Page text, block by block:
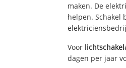
maken. De
helpen. Schakel
Voor
dagen per jaar